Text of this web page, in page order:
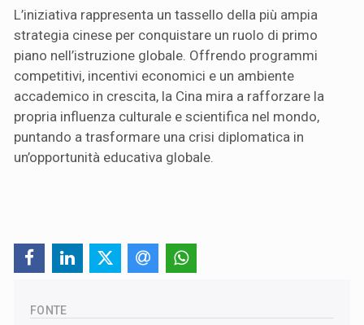
L’iniziativa rappresenta un tassello della più ampia
strategia cinese per conquistare un ruolo di primo
piano nell’istruzione globale. Offrendo programmi
competitivi, incentivi economici e un ambiente
accademico in crescita, la Cina mira a rafforzare la
propria influenza culturale e scientifica nel mondo,
puntando a trasformare una crisi diplomatica in
un’opportunità educativa globale.
FONTE